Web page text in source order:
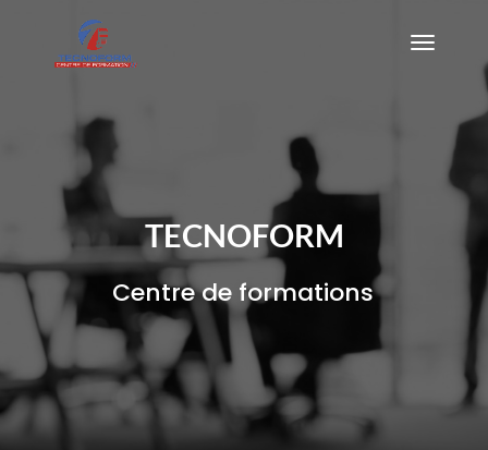
TECNOFORM
Centre de formations